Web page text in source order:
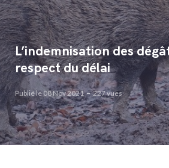
L’indemnisation des
respect du délai
Publié le 08 Nov 2021 227 vues